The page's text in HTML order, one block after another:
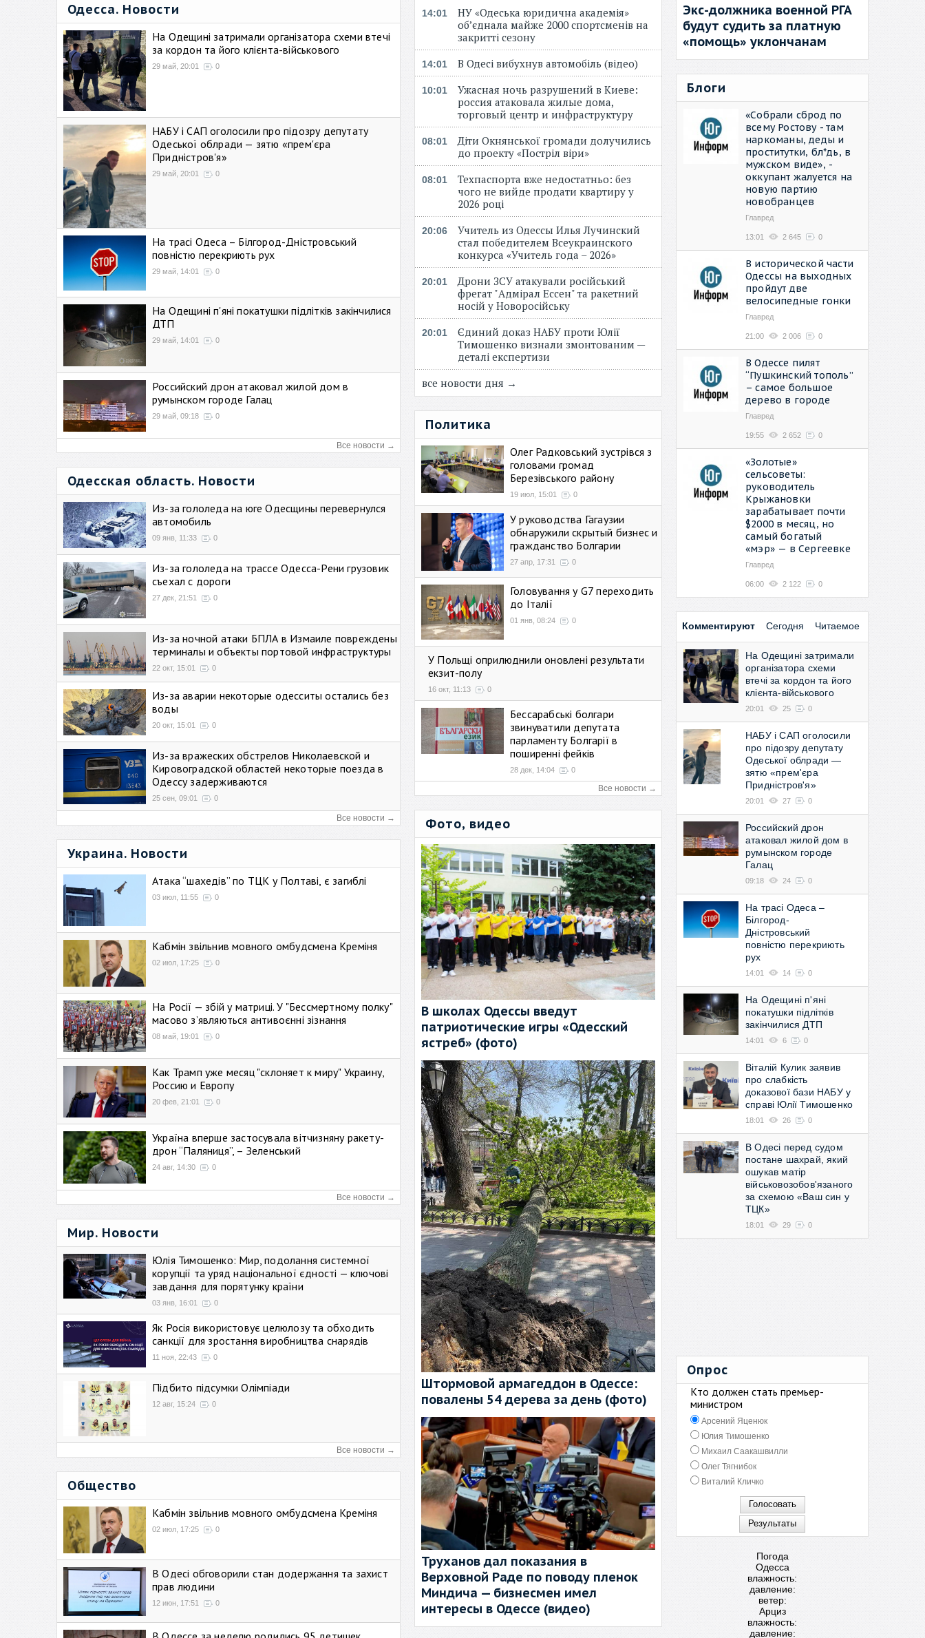
Одесса. Новости
На Одещині затримали організатора схеми втечі
за кордон та його клієнта-військового
29 май, 20:01 0
НАБУ і САП оголосили про підозру депутату
Одеської облради — зятю «прем'єра
Придністров'я»
29 май, 20:01 0
На трасі Одеса – Білгород-Дністровський
повністю перекриють рух
29 май, 14:01 0
На Одещині п'яні покатушки підлітків закінчилися
ДТП
29 май, 14:01 0
Российский дрон атаковал жилой дом в
румынском городе Галац
29 май, 09:18 0
Все новости →
Одесская область. Новости
Из-за гололеда на юге Одесщины перевернулся
автомобиль
09 янв, 11:33 0
Из-за гололеда на трассе Одесса-Рени грузовик
съехал с дороги
27 дек, 21:51 0
Из-за ночной атаки БПЛА в Измаиле повреждены
терминалы и объекты портовой инфраструктуры
22 окт, 15:01 0
Из-за аварии некоторые одесситы остались без
воды
20 окт, 15:01 0
Из-за вражеских обстрелов Николаевской и
Кировоградской областей некоторые поезда в
Одессу задерживаются
25 сен, 09:01 0
Все новости →
Украина. Новости
Атака “шахедів” по ТЦК у Полтаві, є загиблі
03 июл, 11:55 0
Кабмін звільнив мовного омбудсмена Креміня
02 июл, 17:25 0
На Росії — збій у матриці. У "Бессмертному полку"
масово зʼявляються антивоєнні зізнання
08 май, 19:01 0
Как Трамп уже месяц "склоняет к миру" Украину,
Россию и Европу
20 фев, 21:01 0
Україна вперше застосувала вітчизняну ракету-
дрон “Паляниця”, – Зеленський
24 авг, 14:30 0
Все новости →
Мир. Новости
Юлія Тимошенко: Мир, подолання системної
корупції та уряд національної єдності — ключові
завдання для порятунку країни
03 янв, 16:01 0
Як Росія використовує целюлозу та обходить
санкції для зростання виробництва снарядів
11 ноя, 22:43 0
Підбито підсумки Олімпіади
12 авг, 15:24 0
Все новости →
Общество
Кабмін звільнив мовного омбудсмена Креміня
02 июл, 17:25 0
В Одесі обговорили стан додержання та захист
прав людини
12 июн, 17:51 0
14:01
НУ «Одеська юридична академія»
об’єднала майже 2000 спортсменів на
закритті сезону
14:01 В Одесі вибухнув автомобіль (відео)
10:01
Ужасная ночь разрушений в Киеве:
россия атаковала жилые дома,
торговый центр и инфраструктуру
08:01
Діти Окнянської громади долучились
до проекту «Постріл віри»
08:01
Техпаспорта вже недостатньо: без
чого не вийде продати квартиру у
2026 році
20:06
Учитель из Одессы Илья Лучинский
стал победителем Всеукраинского
конкурса «Учитель года – 2026»
20:01
Дрони ЗСУ атакували російський
фрегат "Адмірал Ессен" та ракетний
носій у Новоросійську
20:01
Єдиний доказ НАБУ проти Юлії
Тимошенко визнали змонтованим —
деталі експертизи
все новости дня →
Политика
Олег Радковський зустрівся з
головами громад
Березівського району
19 июл, 15:01 0
У руководства Гагаузии
обнаружили скрытый бизнес и
гражданство Болгарии
27 апр, 17:31 0
Головування у G7 переходить
до Італії
01 янв, 08:24 0
У Польщі оприлюднили оновлені результати
екзит-полу
16 окт, 11:13 0
Бессарабські болгари
звинуватили депутата
парламенту Болгарії в
поширенні фейків
28 дек, 14:04 0
Все новости →
Фото, видео
В школах Одессы введут
патриотические игры «Одесский
ястреб» (фото)
Штормовой армагеддон в Одессе:
повалены 54 дерева за день (фото)
Труханов дал показания в
Верховной Раде по поводу пленок
Миндича — бизнесмен имел
интересы в Одессе (видео)
Экс-должника военной РГА
будут судить за платную
«помощь» уклончанам
Блоги
«Собрали сброд по
всему Ростову - там
наркоманы, деды и
проститутки, бл*дь, в
мужском виде», -
оккупант жалуется на
новую партию
новобранцев
Главред
13:01 2 645 0
В исторической части
Одессы на выходных
пройдут две
велосипедные гонки
Главред
21:00 2 006 0
В Одессе пилят
“Пушкинский тополь”
– самое большое
дерево в городе
Главред
19:55 2 652 0
«Золотые»
сельсоветы:
руководитель
Крыжановки
зарабатывает почти
$2000 в месяц, но
самый богатый
«мэр» — в Сергеевке
Главред
06:00 2 122 0
Комментируют Сегодня Читаемое
На Одещині затримали
організатора схеми
втечі за кордон та його
клієнта-військового
20:01 25 0
НАБУ і САП оголосили
про підозру депутату
Одеської облради —
зятю «прем'єра
Придністров'я»
20:01 27 0
Российский дрон
атаковал жилой дом в
румынском городе
Галац
09:18 24 0
На трасі Одеса –
Білгород-
Дністровський
повністю перекриють
рух
14:01 14 0
На Одещині п'яні
покатушки підлітків
закінчилися ДТП
14:01 6 0
Віталій Кулик заявив
про слабкість
доказової бази НАБУ у
справі Юлії Тимошенко
18:01 26 0
В Одесі перед судом
постане шахрай, який
ошукав матір
військовозобов'язаного
за схемою «Ваш син у
ТЦК»
18:01 29 0
Опрос
Кто должен стать премьер-
министром
Арсений Яценюк
Юлия Тимошенко
Михаил Саакашвилли
Олег Тягнибок
Виталий Кличко
Погода
Одесса
влажность:
давление:
ветер:
Арциз
влажность:
давление: